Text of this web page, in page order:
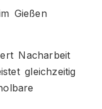
Gießen
Nacharbeit
gleichzeitig